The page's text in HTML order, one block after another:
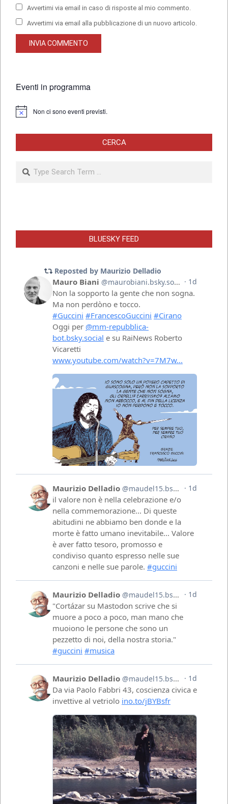
Avvertimi via email in caso di risposte al mio commento.
Avvertimi via email alla pubblicazione di un nuovo articolo.
Eventi in programma
Notice Non ci sono eventi previsti.
CERCA
Search
BLUESKY FEED